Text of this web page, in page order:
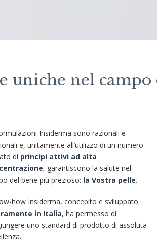
uniche nel
Insiderma sono razionali e
e, unitamente all’utilizzo di un numero
di principi attivi ad alta
, garantiscono la salute nel
del bene più prezioso: la Vostra pelle.
how Insiderma, concepito e sviluppato
in Italia, ha permesso di
uno standard di prodotto di assoluta